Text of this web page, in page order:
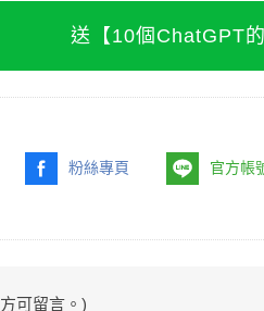
送【10個ChatGPT
粉絲專頁 官方帳
方可留言。)